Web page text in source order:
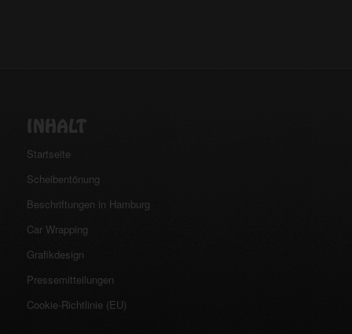
INHALT
Startseite
Scheibentönung
Beschriftungen in Hamburg
Car Wrapping
Grafikdesign
Pressemitteilungen
Cookie-Richtlinie (EU)